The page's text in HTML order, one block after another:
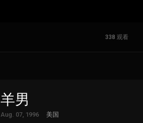
338 观看
羊男
Aug. 07, 1996
美国